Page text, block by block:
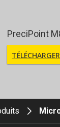
PreciPoint
TÉLÉCHARGER